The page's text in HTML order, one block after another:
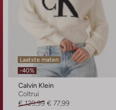
Laatste maten
-40%
Calvin Klein
Coltrui
€ 129,99 € 77,99